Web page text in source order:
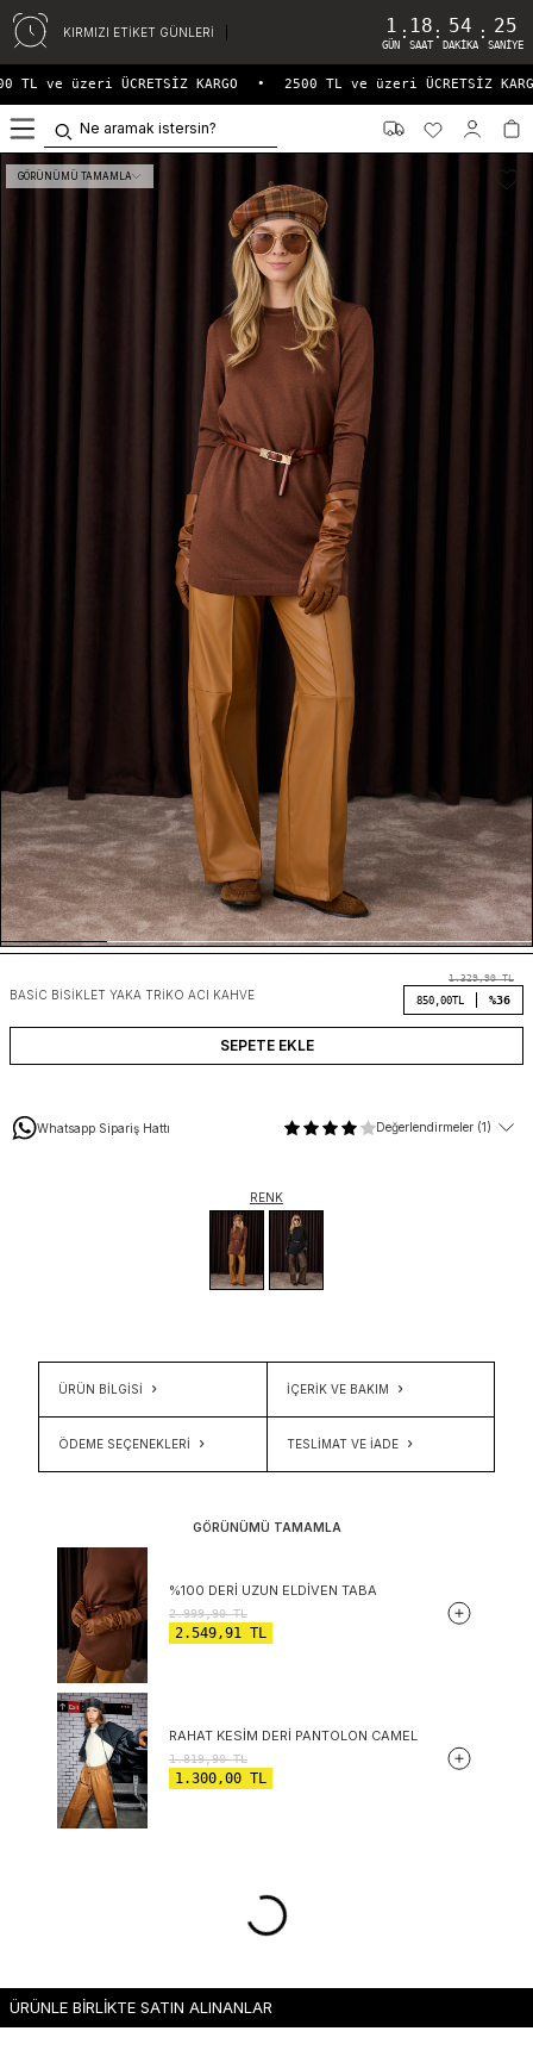
KIRMIZI ETİKET GÜNLERİ 1
GÜN
: 18
SAAT
: 54
DAKIKA
: 25
SANIYE
TL ve üzeri ÜCRETSİZ KARGO 2500 TL ve üzeri ÜCRETSİZ KARGO
GÖRÜNÜMÜ TAMAMLA
BASIC BISIKLET YAKA TRIKO ACI KAHVE
1.329,90TL
850,00TL %36
SEPETE EKLE
Whatsapp Sipariş Hattı Değerlendirmeler (1)
RENK
ÜRÜN BİLGİSİ İÇERIK VE BAKIM
ÖDEME SEÇENEKLERI TESLIMAT VE İADE
GÖRÜNÜMÜ TAMAMLA
%100 DERI UZUN ELDIVEN TABA
2.999,90TL
2.549,91 TL
RAHAT KESIM DERI PANTOLON CAMEL
1.819,90TL
1.300,00 TL
ÜRÜNLE BİRLİKTE SATIN ALINANLAR